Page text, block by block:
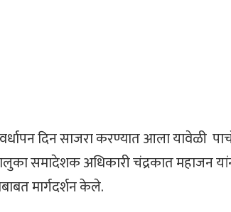
वर्धापन दिन साजरा करण्यात आला यावेळी
समादेशक अधिकारी चंद्रकात महाजन
मार्गदर्शन केले.